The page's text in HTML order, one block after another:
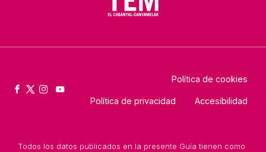
Política de cookies
Política de privacidad Accesibilidad
Todos los datos publicados en la presente Guía tienen como